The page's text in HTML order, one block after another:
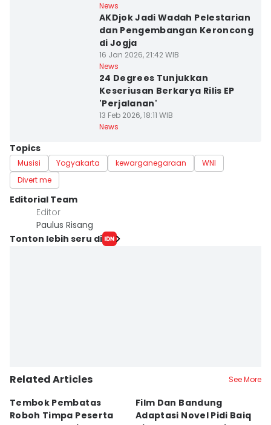
News
AKDjok Jadi Wadah Pelestarian
dan Pengembangan Keroncong
di Jogja
16 Jan 2026, 21:42 WIB
News
24 Degrees Tunjukkan
Keseriusan Berkarya Rilis EP
'Perjalanan'
13 Feb 2026, 18:11 WIB
News
Topics
Musisi Yogyakarta kewarganegaraan
WNI
Divert me
Editorial Team
Editor
Paulus Risang
Tonton lebih seru di
Related Articles See More
Tembok Pembatas
Roboh Timpa Peserta
Film Dan Bandung
Adaptasi Novel Pidi Baiq